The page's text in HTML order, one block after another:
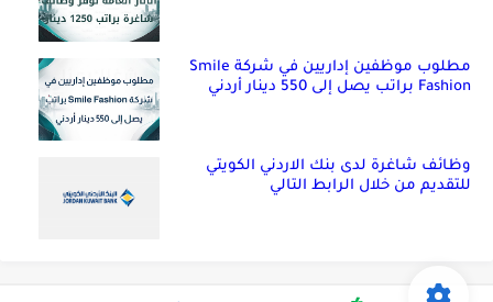
مطلوب موظفين إداريين في شركة Smile
Fashion براتب يصل إلى 550 دينار أردني
وظائف شاغرة لدى بنك الاردني الكويتي
للتقديم من خلال الرابط التالي